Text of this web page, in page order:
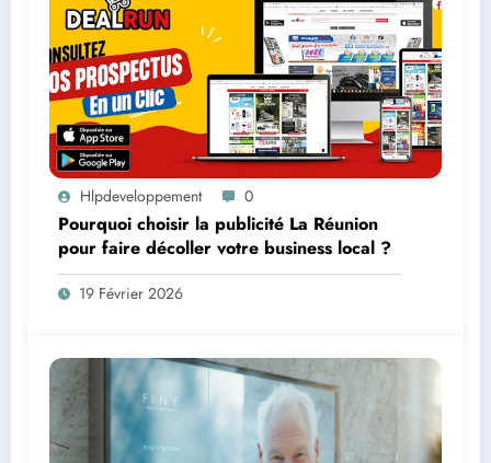
Hlpdeveloppement 0
Pourquoi choisir la publicité La Réunion
pour faire décoller votre business local ?
19 Février 2026